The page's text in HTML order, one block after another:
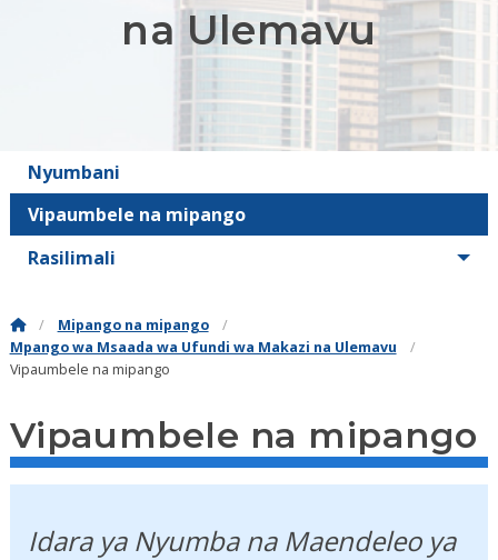
na Ulemavu
Nyumbani
Vipaumbele na mipango
Rasilimali
Mipango na mipango
Mpango wa Msaada wa Ufundi wa Makazi na Ulemavu
Vipaumbele na mipango
Vipaumbele na mipango
Idara ya Nyumba na Maendeleo ya